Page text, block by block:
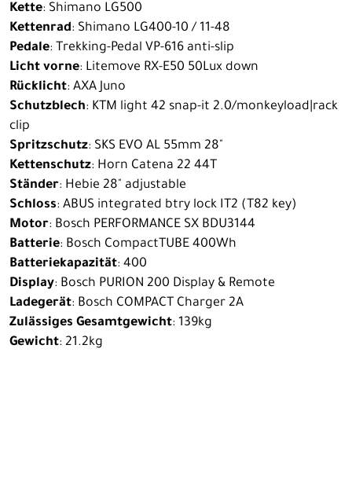
Kette: Shimano LG500
Kettenrad: Shimano LG400-10 / 11-48
Pedale: Trekking-Pedal VP-616 anti-slip
Licht vorne: Litemove RX-E50 50Lux down
Rücklicht: AXA Juno
Schutzblech: KTM light 42 snap-it 2.0/monkeyload|rack
clip
Spritzschutz: SKS EVO AL 55mm 28"
Kettenschutz: Horn Catena 22 44T
Ständer: Hebie 28" adjustable
Schloss: ABUS integrated btry lock IT2 (T82 key)
Motor: Bosch PERFORMANCE SX BDU3144
Batterie: Bosch CompactTUBE 400Wh
Batteriekapazität: 400
Display: Bosch PURION 200 Display & Remote
Ladegerät: Bosch COMPACT Charger 2A
Zulässiges Gesamtgewicht: 139kg
Gewicht: 21.2kg